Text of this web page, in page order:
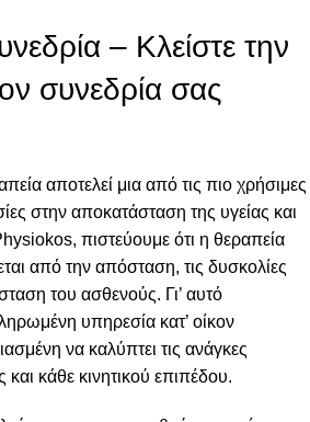
– Κλείστε την
συνεδρία σας
αποτελεί μια από τις πιο χρήσιμες
στην αποκατάσταση της υγείας και
πιστεύουμε ότι η θεραπεία
από την απόσταση, τις δυσκολίες
του ασθενούς. Γι’ αυτό
υπηρεσία κατ’ οίκον
να καλύπτει τις ανάγκες
κάθε κινητικού επιπέδου.